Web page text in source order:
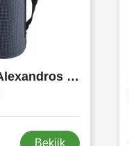
Thermosfles Alexandros | Roestvrijstaal | 750 ml
Bekijk